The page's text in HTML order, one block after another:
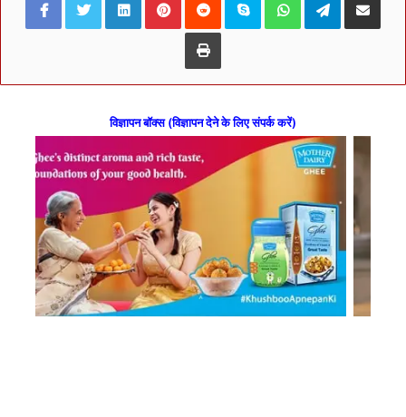
Print
विज्ञापन बॉक्स (विज्ञापन देने के लिए संपर्क करें)